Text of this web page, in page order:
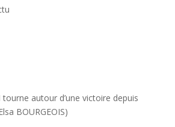
tourne autour d’une victoire depuis
BOURGEOIS)